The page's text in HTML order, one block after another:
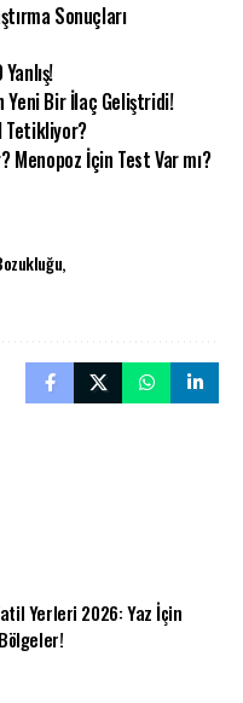
Sonuçları
Yeni Bir İlaç Geliştridi!
Tetikliyor?
İçin Test Var mı?
Yerleri 2026: Yaz İçin